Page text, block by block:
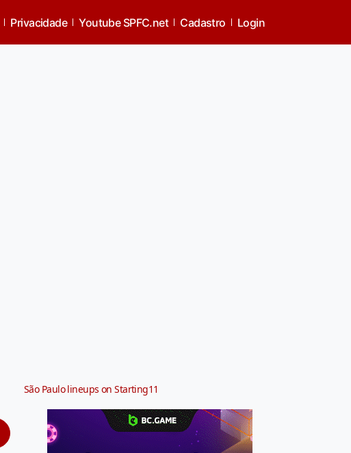
Privacidade Youtube SPFC.net Cadastro Login
São Paulo lineups on Starting11